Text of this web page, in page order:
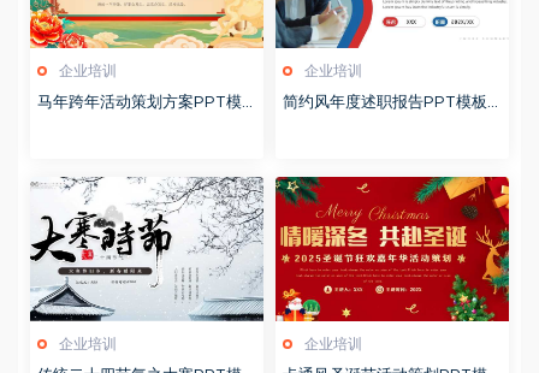
企业培训
马年跨年活动策划方案PPT模
企业培训
简约风年度述职报告PPT模板2
企业培训 企业培训